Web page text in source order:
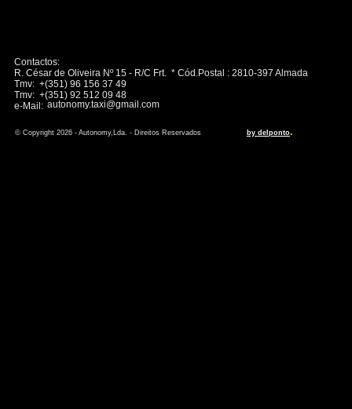
Contactos:
R. César de Oliveira Nº 15 - R/C Frt. * Cód.Postal : 2810-397 Almada
Tmv: +(351) 96 156 37 49
Tmv: +(351) 92 512 09 48
e-Mail:
© Copyright 2026 - Autonomy,Lda. - Direitos Reservados by delponto.
autonomy.taxi@gmail.com